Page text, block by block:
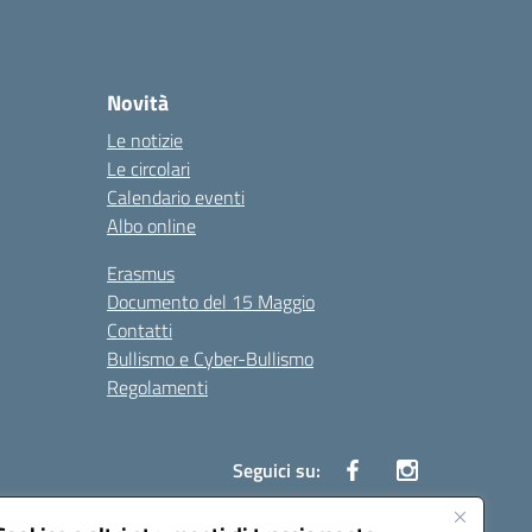
Novità
Le notizie
Le circolari
Calendario eventi
Albo online
Erasmus
Documento del 15 Maggio
Contatti
Bullismo e Cyber-Bullismo
Regolamenti
Seguici su: